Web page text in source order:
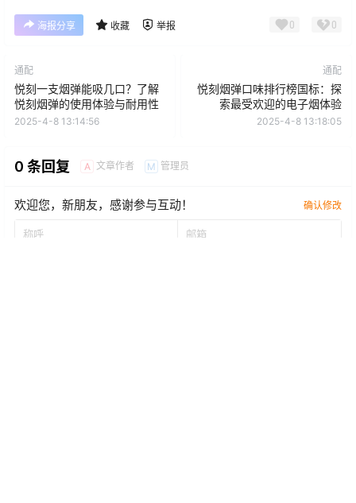
海报分享 收藏 举报 0 0
通配
悦刻一支烟弹能吸几口？了解
悦刻烟弹的使用体验与耐用性
2025-4-8 13:14:56
通配
悦刻烟弹口味排行榜国标：探
索最受欢迎的电子烟体验
2025-4-8 13:18:05
0 条回复 A 文章作者 M 管理员
欢迎您，新朋友，感谢参与互动！ 确认修改